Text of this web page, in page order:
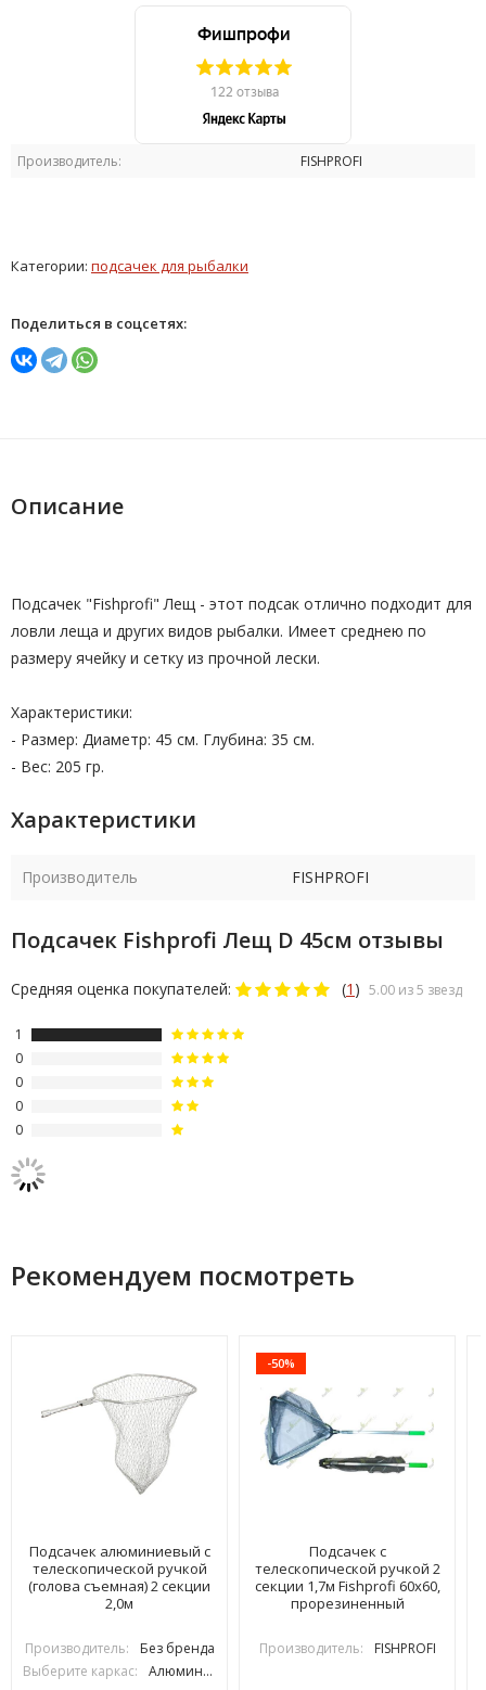
Производитель: FISHPROFI
Категории: подсачек для рыбалки
Поделиться в соцсетях:
Описание
Подсачек "Fishprofi" Лещ - этот подсак отлично подходит для
ловли леща и других видов рыбалки. Имеет среднею по
размеру ячейку и сетку из прочной лески.
Характеристики:
- Размер: Диаметр: 45 см. Глубина: 35 см.
- Вес: 205 гр.
Характеристики
Производитель FISHPROFI
Подсачек Fishprofi Лещ D 45см отзывы
Средняя оценка покупателей: (1 ) 5.00 из 5 звезд
1
0
0
0
0
Рекомендуем посмотреть
Подсачек алюминиевый с
телескопической ручкой
(голова съемная) 2 секции
2,0м
Производитель:
Без бренда
Выберите каркас:
Алюминиевый
-50%
Подсачек с
телескопической ручкой 2
секции 1,7м Fishprofi 60х60,
прорезиненный
Производитель: FISHPROFI